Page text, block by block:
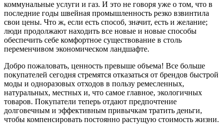
коммунальные услуги и газ. И это не говоря уже о том, что в
последние годы швейная промышленность резко взвинтила
свои цены. Что ж, если есть способ, значит, есть и желание;
люди продолжают находить все новые и новые способы
обеспечить себе комфортное существование в столь
переменчивом экономическом ландшафте.
Добро пожаловать, ценность превыше объема! Все больше
покупателей сегодня стремятся отказаться от брендов быстрой
моды и одноразовых отходов в пользу ремесленных,
натуральных, местных и, что самое главное, экологичных
товаров. Покупатели теперь отдают предпочтение
долговечным и эффективным привычкам тратить деньги,
чтобы компенсировать постоянно растущую стоимость жизни.